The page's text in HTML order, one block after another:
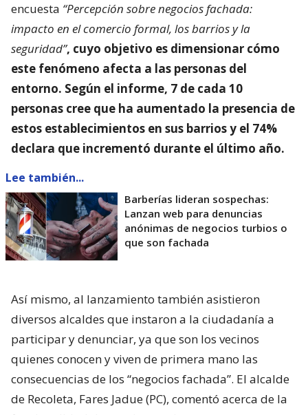
encuesta “Percepción sobre negocios fachada:
impacto en el comercio formal, los barrios y la
seguridad”, cuyo objetivo es dimensionar cómo
este fenómeno afecta a las personas del
entorno. Según el informe, 7 de cada 10
personas cree que ha aumentado la presencia de
estos establecimientos en sus barrios y el 74%
declara que incrementó durante el último año.
Lee también...
Barberías lideran sospechas:
Lanzan web para denuncias
anónimas de negocios turbios o
que son fachada
Así mismo, al lanzamiento también asistieron
diversos alcaldes que instaron a la ciudadanía a
participar y denunciar, ya que son los vecinos
quienes conocen y viven de primera mano las
consecuencias de los “negocios fachada”. El alcalde
de Recoleta, Fares Jadue (PC), comentó acerca de la